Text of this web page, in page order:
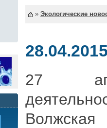
» Экологические
27